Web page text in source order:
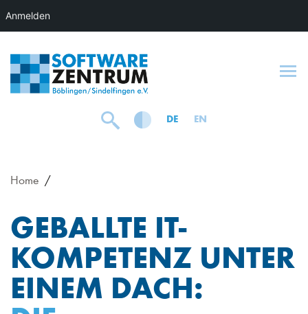
DE EN
Home
GEBALLTE IT-
KOMPETENZ UNTER
EINEM DACH:
Anmelden